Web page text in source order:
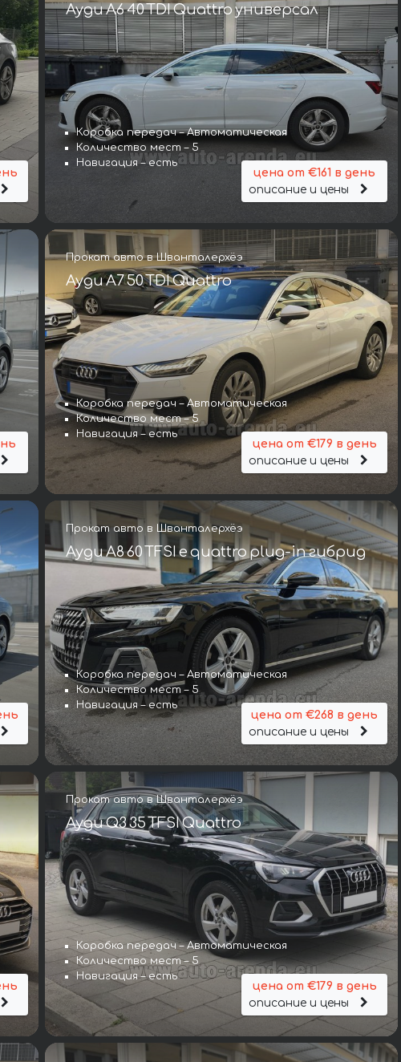
Ауди A6 40 TDI Quattro универсал
Коробка передач – Автоматическая
Количество мест – 5
Навигация – есть
цена от €161 в день
описание и цены
Прокат авто в Шванталерхёэ
Ауди A7 50 TDI Quattro
Коробка передач – Автоматическая
Количество мест – 5
Навигация – есть
цена от €179 в день
описание и цены
Прокат авто в Шванталерхёэ
Ауди A8 60 TFSI e quattro plug-in гибрид
Коробка передач – Автоматическая
Количество мест – 5
Навигация – есть
цена от €268 в день
описание и цены
Прокат авто в Шванталерхёэ
Ауди Q3 35 TFSI Quattro
Коробка передач – Автоматическая
Количество мест – 5
Навигация – есть
цена от €179 в день
описание и цены